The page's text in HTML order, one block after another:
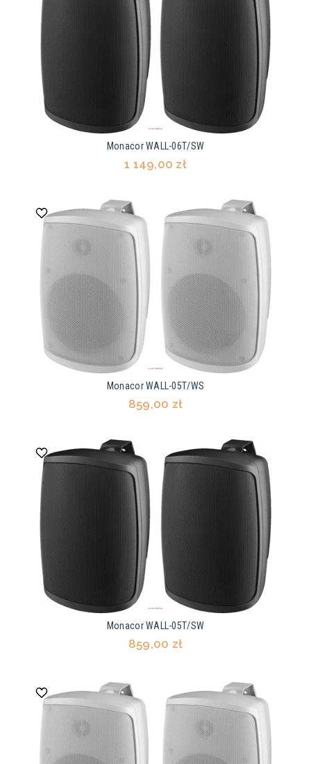
Monacor WALL-06T/SW
1 149,00 zł
Monacor WALL-05T/WS
859,00 zł
Monacor WALL-05T/SW
859,00 zł